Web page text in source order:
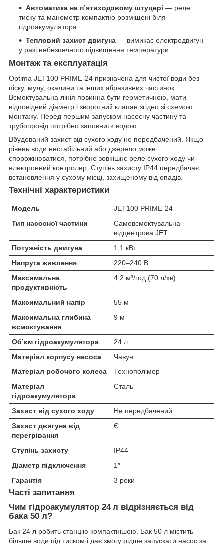
Автоматика на п’ятиходовому штуцері — реле
тиску та манометр компактно розміщені біля
гідроакумулятора.
Тепловий захист двигуна — вимикає електродвигун
у разі небезпечного підвищення температури.
Монтаж та експлуатація
Optima JET100 PRIME-24 призначена для чистої води без
піску, мулу, окалини та інших абразивних частинок.
Всмоктувальна лінія повинна бути герметичною, мати
відповідний діаметр і зворотний клапан згідно зі схемою
монтажу. Перед першим запуском насосну частину та
трубопровід потрібно заповнити водою.
Вбудований захист від сухого ходу не передбачений. Якщо
рівень води нестабільний або джерело може
спорожнюватися, потрібне зовнішнє реле сухого ходу чи
електронний контролер. Ступінь захисту IP44 передбачає
встановлення у сухому місці, захищеному від опадів.
Технічні характеристики
Модель
JET100 PRIME-24
Тип насосної частини
Самовсмоктувальна
відцентрова JET
Потужність двигуна
1,1 кВт
Напруга живлення
220–240 В
Максимальна
продуктивність
4,2 м³/год (70 л/хв)
Максимальний напір
55 м
Максимальна глибина
всмоктування
9 м
Об’єм гідроакумулятора
24 л
Матеріал корпусу насоса
Чавун
Матеріал робочого колеса
Технополімер
Матеріал
гідроакумулятора
Сталь
Захист від сухого ходу
Не передбачений
Захист двигуна від
перегрівання
Є
Ступінь захисту
IP44
Діаметр підключення
1″
Гарантія
3 роки
Часті запитання
Чим гідроакумулятор 24 л відрізняється від
бака 50 л?
Бак 24 л робить станцію компактнішою. Бак 50 л містить
більше води під тиском і дає змогу рідше запускати насос за